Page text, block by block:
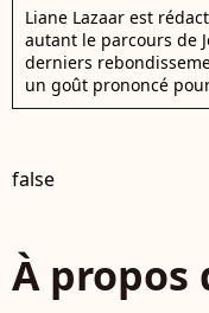
Liane Lazaar est
autant le parcours de
derniers
un goût prononcé
false
À propos